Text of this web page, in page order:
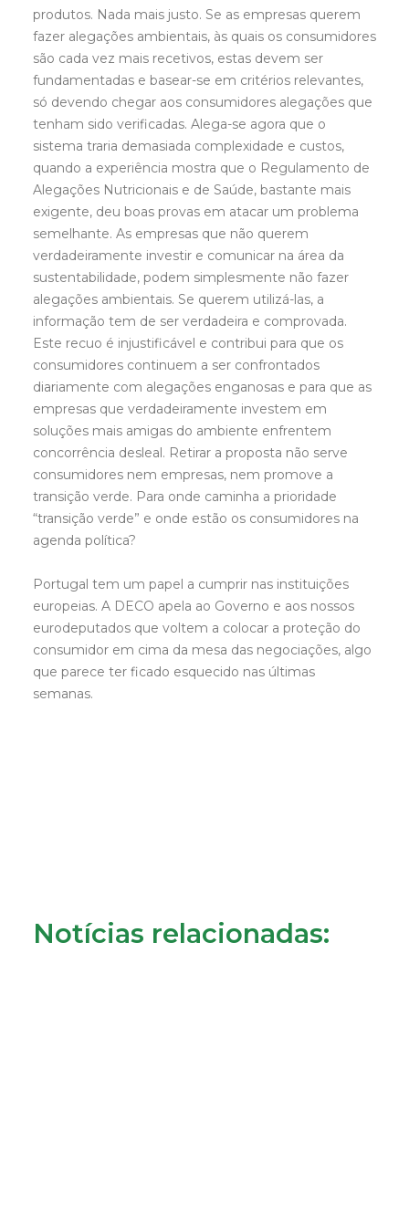
produtos. Nada mais justo. Se as empresas querem
fazer alegações ambientais, às quais os consumidores
são cada vez mais recetivos, estas devem ser
fundamentadas e basear-se em critérios relevantes,
só devendo chegar aos consumidores alegações que
tenham sido verificadas. Alega-se agora que o
sistema traria demasiada complexidade e custos,
quando a experiência mostra que o Regulamento de
Alegações Nutricionais e de Saúde, bastante mais
exigente, deu boas provas em atacar um problema
semelhante. As empresas que não querem
verdadeiramente investir e comunicar na área da
sustentabilidade, podem simplesmente não fazer
alegações ambientais. Se querem utilizá-las, a
informação tem de ser verdadeira e comprovada.
Este recuo é injustificável e contribui para que os
consumidores continuem a ser confrontados
diariamente com alegações enganosas e para que as
empresas que verdadeiramente investem em
soluções mais amigas do ambiente enfrentem
concorrência desleal. Retirar a proposta não serve
consumidores nem empresas, nem promove a
transição verde. Para onde caminha a prioridade
“transição verde” e onde estão os consumidores na
agenda política?
Portugal tem um papel a cumprir nas instituições
europeias. A DECO apela ao Governo e aos nossos
eurodeputados que voltem a colocar a proteção do
consumidor em cima da mesa das negociações, algo
que parece ter ficado esquecido nas últimas
semanas.
Notícias relacionadas: